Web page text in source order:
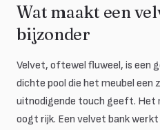
Wat maakt een
bijzonder
Velvet, oftewel fluweel, is een
dichte pool die het meubel een
uitnodigende touch geeft.
oogt rijk. Een velvet bank werkt